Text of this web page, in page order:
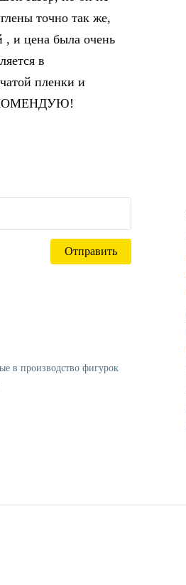
точно так же,
, и цена была очень
в
пленки и
в производство фигурок